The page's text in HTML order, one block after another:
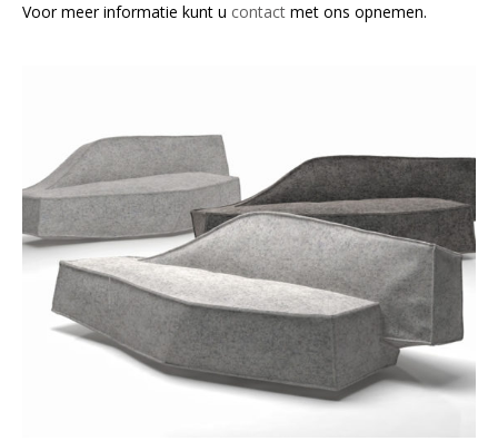
Voor meer informatie kunt u contact met ons opnemen.